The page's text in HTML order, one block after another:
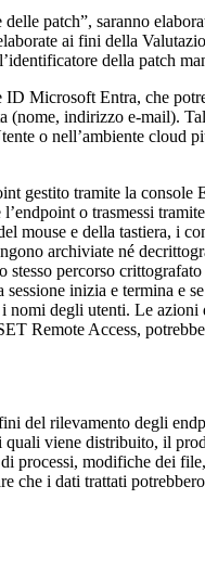
patch”, saranno
ai fini della
della patch
Microsoft Entra, che
(nome, indirizzo e-mail).
o nell’ambiente cloud
gestito tramite la
o trasmessi
mouse e della tastiera, i
archiviate né
percorso
inizia e termina e
degli utenti. Le azioni
Remote Access,
del rilevamento degli
viene distribuito, il
processi, modifiche dei
che i dati trattati